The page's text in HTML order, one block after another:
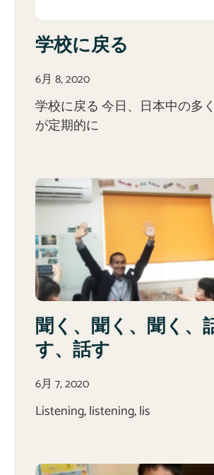
学校に戻る
6月 8, 2020
学校に戻る 今日、日本中の多
が定期的に
聞く、聞く、聞く、
す、話す
6月 7, 2020
Listening, listening, lis